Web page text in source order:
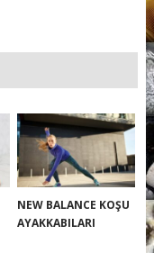
NEW BALANCE KOŞU
AYAKKABILARI